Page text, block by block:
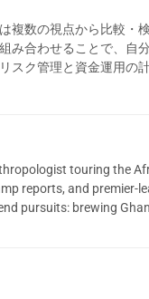
複数の視点から比較・
み合わせることで、自
スク管理と資金運用の
touring the
reports, and premier-
pursuits: brewing